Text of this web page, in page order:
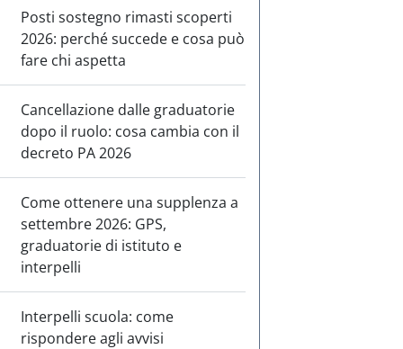
Posti sostegno rimasti scoperti
2026: perché succede e cosa può
fare chi aspetta
Cancellazione dalle graduatorie
dopo il ruolo: cosa cambia con il
decreto PA 2026
Come ottenere una supplenza a
settembre 2026: GPS,
graduatorie di istituto e
interpelli
Interpelli scuola: come
rispondere agli avvisi